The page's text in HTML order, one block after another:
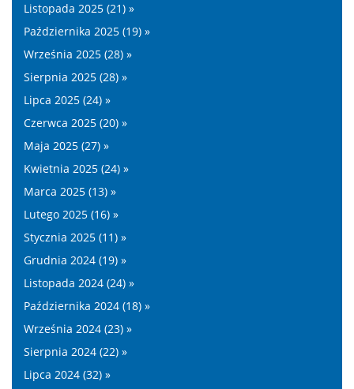
Listopada 2025 (21) »
Października 2025 (19) »
Września 2025 (28) »
Sierpnia 2025 (28) »
Lipca 2025 (24) »
Czerwca 2025 (20) »
Maja 2025 (27) »
Kwietnia 2025 (24) »
Marca 2025 (13) »
Lutego 2025 (16) »
Stycznia 2025 (11) »
Grudnia 2024 (19) »
Listopada 2024 (24) »
Października 2024 (18) »
Września 2024 (23) »
Sierpnia 2024 (22) »
Lipca 2024 (32) »